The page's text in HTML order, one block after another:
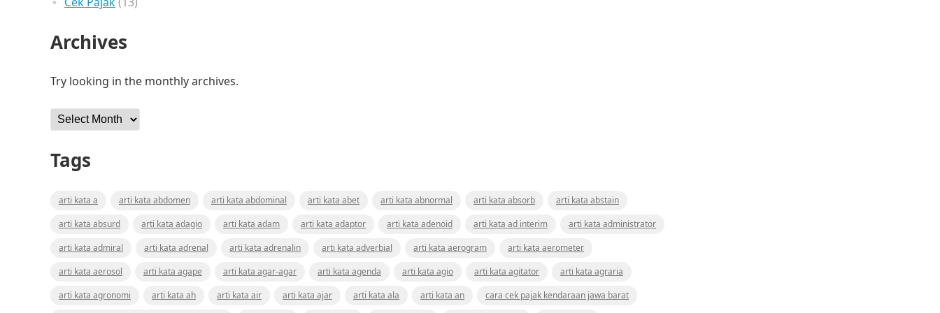
Archives
Try looking in the monthly archives.
Archives
Tags
arti kata a arti kata abdomen arti kata abdominal arti kata abet arti kata abnormal arti kata absorb
arti kata abstain
arti kata absurd
arti kata adagio arti kata adam arti kata adaptor arti kata adenoid arti kata ad interim
arti kata administrator
arti kata admiral
arti kata adrenal arti kata adrenalin arti kata adverbial arti kata aerogram
arti kata aerometer
arti kata aerosol
arti kata agape arti kata agar-agar arti kata agenda arti kata agio arti kata agitator
arti kata agraria
arti kata agronomi
arti kata ah arti kata air arti kata ajar arti kata ala arti kata an
cara cek pajak kendaraan jawa barat